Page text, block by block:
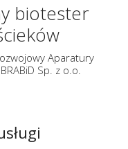
biotester
Aparatury
Sp. z o.o.